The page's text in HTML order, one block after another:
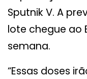
Sputnik V. A
lote chegue ao
semana.
“Essas doses